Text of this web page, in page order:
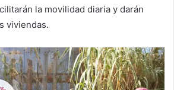
la movilidad diaria y darán
viviendas.